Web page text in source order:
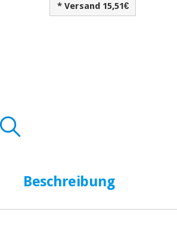
* Versand 15,51€
Beschreibung